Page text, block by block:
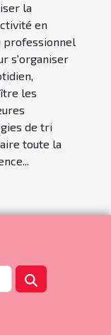
la
en
professionnel
s'organiser
les
de tri
toute la